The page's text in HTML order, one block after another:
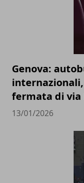
Genova:
fermata di via
13/01/2026